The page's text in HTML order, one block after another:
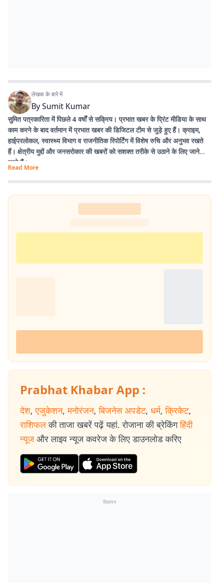
लेखक के बारे में
BySumit Kumar
सुमित पत्रकारिता में पिछले 4 वर्षों से सक्रिय। प्रभात खबर के प्रिंट मीडिया के साथ
काम करने के बाद वर्तमान में प्रभात खबर की डिजिटल टीम से जुड़े हुए हैं। क्राइम,
हाईपरलोकल, स्वास्थ्य विभाग व राजनीतिक रिपोर्टिंग में विशेष रुचि और अनुभव रखते
हैं। क्षेत्रीय मुद्दों और जनसरोकार की खबरों को सशक्त तरीके से उठाने के लिए जाने
जाते हैं।
Read More
Prabhat Khabar App :
देश, एजुकेशन, मनोरंजन, बिजनेस अपडेट, धर्म, क्रिकेट,
राशिफल की ताजा खबरें पढ़ें यहां. रोजाना की ब्रेकिंग हिंदी
न्यूज और लाइव न्यूज कवरेज के लिए डाउनलोड करिए
विज्ञापन